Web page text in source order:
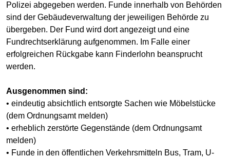
Polizei abgegeben werden. Funde innerhalb von Behörden
sind der Gebäudeverwaltung der jeweiligen Behörde zu
übergeben. Der Fund wird dort angezeigt und eine
Fundrechtserklärung aufgenommen. Im Falle einer
erfolgreichen Rückgabe kann Finderlohn beansprucht
werden.
Ausgenommen sind:
• eindeutig absichtlich entsorgte Sachen wie Möbelstücke
(dem Ordnungsamt melden)
• erheblich zerstörte Gegenstände (dem Ordnungsamt
melden)
• Funde in den öffentlichen Verkehrsmitteln Bus, Tram, U-